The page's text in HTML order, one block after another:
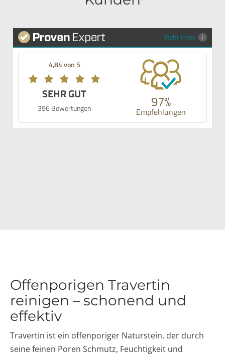
Mehr Infos
4,84 von 5
SEHR GUT
396 Bewertungen 97%
Empfehlungen
Offenporigen Travertin
reinigen – schonend und
effektiv
Travertin ist ein offenporiger Naturstein, der durch
seine feinen Poren Schmutz, Feuchtigkeit und